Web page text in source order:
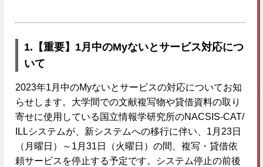
1. 【重要】1月中のMyないとサービス対応につ
いて
2023年1月中のMyないとサービスの対応についてお知
らせします。大学間での文献複写物や貸借資料の取り
寄せに使用している国立情報学研究所のNACSIS-CAT/
ILLシステムが、新システムへの移行に伴い、1月23日
（月曜日）～1月31日（火曜日）の間、複写・貸借依
頼サービスを停止する予定です。システム停止の前後